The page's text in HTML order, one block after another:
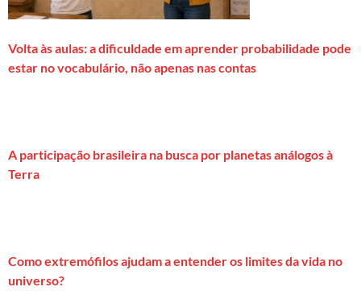
Volta às aulas: a dificuldade em aprender probabilidade pode
estar no vocabulário, não apenas nas contas
A participação brasileira na busca por planetas análogos à
Terra
Como extremófilos ajudam a entender os limites da vida no
universo?